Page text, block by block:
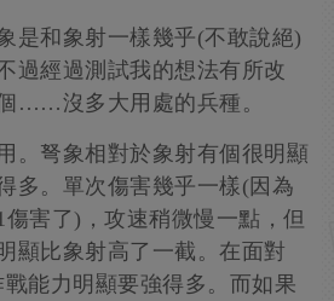
是和象射一樣幾乎(不敢說絕)
過經過測試我的想法有所改
……沒多大用處的兵種。
。弩象相對於象射有個很明顯
多。單次傷害幾乎一樣(因為
害了)，攻速稍微慢一點，但
顯比象射高了一截。在面對
能力明顯要強得多。而如果